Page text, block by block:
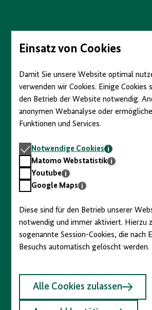
Seiteninhalt
springenEinsatz von Cookies
Damit Sie unsere Website optimal
verwenden wir Cookies. Einige Cookies
den Betrieb der Website notwendig.
anonymen Webanalyse oder
Funktionen und Services.
Notwendige
Cookies
Notwendige Cookies
Matomo
Webstatistik
Matomo Webstatistik
Youtube
Youtube
GoogleGoogle Maps
Diese sind für den Betrieb unserer
notwendig und immer aktiviert. Hierzu
sogenannte Session-Cookies, die nach
Besuchs automatisch gelöscht werden.
Alle Cookies zulassen